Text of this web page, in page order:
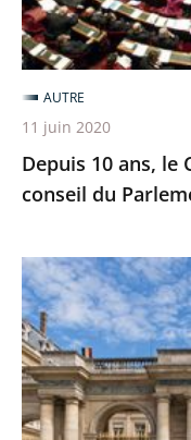
aussi
le
conseil
du
Parlement
Depuis 10 ans, le
conseil du
AUTRE
11 juin 2020
Après
s’être
mobilisé
sans
relâche
durant